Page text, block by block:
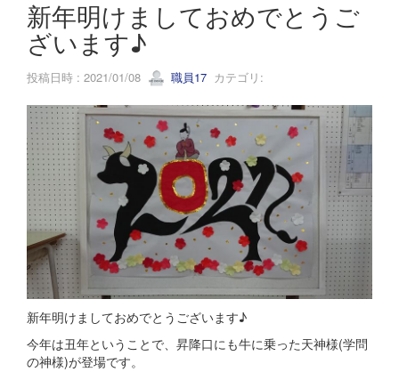
新年明けましておめでとうご
ざいます♪
投稿日時 : 2021/01/08 職員17 カテゴリ:
新年明けましておめでとうございます♪
今年は丑年ということで、昇降口にも牛に乗った天神様(学問
の神様)が登場です。